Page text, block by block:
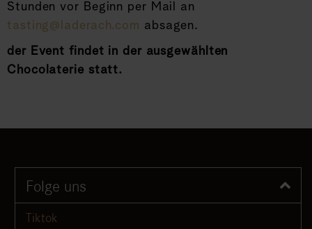
Stunden vor Beginn per Mail an
tasting@laderach.com absagen.
der Event findet in der ausgewählten
Chocolaterie statt.
Folge uns
Tiktok